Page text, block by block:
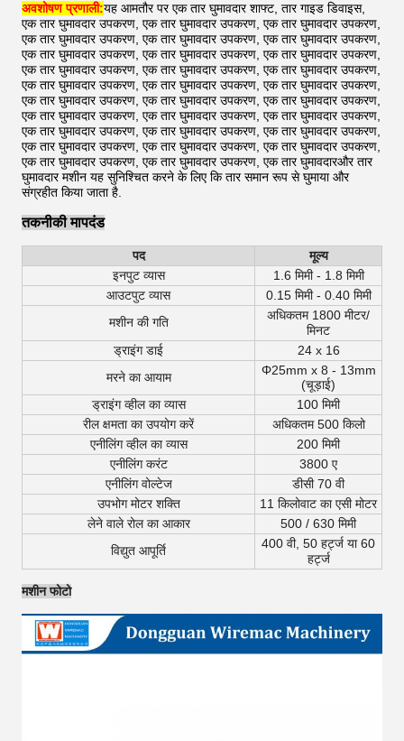
अवशोषण प्रणाली:यह आमतौर पर एक तार घुमावदार शाफ्ट, तार गाइड डिवाइस,
एक तार घुमावदार उपकरण, एक तार घुमावदार उपकरण, एक तार घुमावदार उपकरण,
एक तार घुमावदार उपकरण, एक तार घुमावदार उपकरण, एक तार घुमावदार उपकरण,
एक तार घुमावदार उपकरण, एक तार घुमावदार उपकरण, एक तार घुमावदार उपकरण,
एक तार घुमावदार उपकरण, एक तार घुमावदार उपकरण, एक तार घुमावदार उपकरण,
एक तार घुमावदार उपकरण, एक तार घुमावदार उपकरण, एक तार घुमावदार उपकरण,
एक तार घुमावदार उपकरण, एक तार घुमावदार उपकरण, एक तार घुमावदार उपकरण,
एक तार घुमावदार उपकरण, एक तार घुमावदार उपकरण, एक तार घुमावदार उपकरण,
एक तार घुमावदार उपकरण, एक तार घुमावदार उपकरण, एक तार घुमावदार उपकरण,
एक तार घुमावदार उपकरण, एक तार घुमावदार उपकरण, एक तार घुमावदार उपकरण,
एक तार घुमावदार उपकरण, एक तार घुमावदार उपकरण, एक तार घुमावदारऔर तार
घुमावदार मशीन यह सुनिश्चित करने के लिए कि तार समान रूप से घुमाया और
संग्रहीत किया जाता है.
तकनीकी मापदंड
पद
मूल्य
इनपुट व्यास
1.6 मिमी - 1.8 मिमी
आउटपुट व्यास
0.15 मिमी - 0.40 मिमी
मशीन की गति
अधिकतम 1800 मीटर/
मिनट
ड्राइंग डाई
24 x 16
मरने का आयाम
Φ25mm x 8 - 13mm
(चूड़ाई)
ड्राइंग व्हील का व्यास
100 मिमी
रील क्षमता का उपयोग करें
अधिकतम 500 किलो
एनीलिंग व्हील का व्यास
200 मिमी
एनीलिंग करंट
3800 ए
एनीलिंग वोल्टेज
डीसी 70 वी
उपभोग मोटर शक्ति
11 किलोवाट का एसी मोटर
लेने वाले रोल का आकार
500 / 630 मिमी
विद्युत आपूर्ति
400 वी, 50 हर्ट्ज या 60
हर्ट्ज
मशीन फोटो